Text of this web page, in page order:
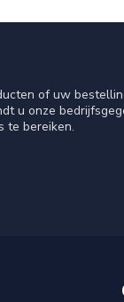
of uw
u onze
te bereiken.